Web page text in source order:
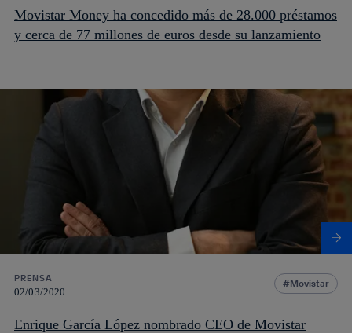
Movistar Money ha concedido más de 28.000 préstamos
y cerca de 77 millones de euros desde su lanzamiento
PRENSA
02/03/2020
Movistar
Enrique García López nombrado CEO de Movistar